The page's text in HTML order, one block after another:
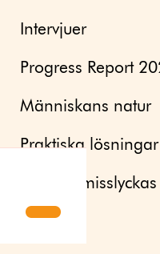
Intervjuer
Progress Report
Människans natur
Praktiska
Mod att misslyckas